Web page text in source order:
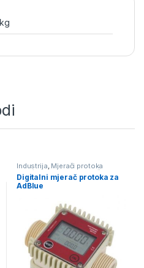
Industrija, Mjerači protoka
tekućine , Pumpe i mjerači
protika tekućine
Digitalni mjerač protoka za
AdBlue